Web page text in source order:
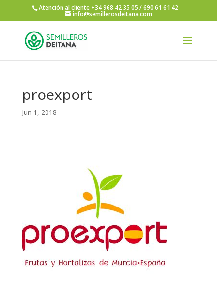
Atención al cliente +34 968 42 35 05 / 690 61 61 42
info@semillerosdeitana.com
proexport
Jun 1, 2018